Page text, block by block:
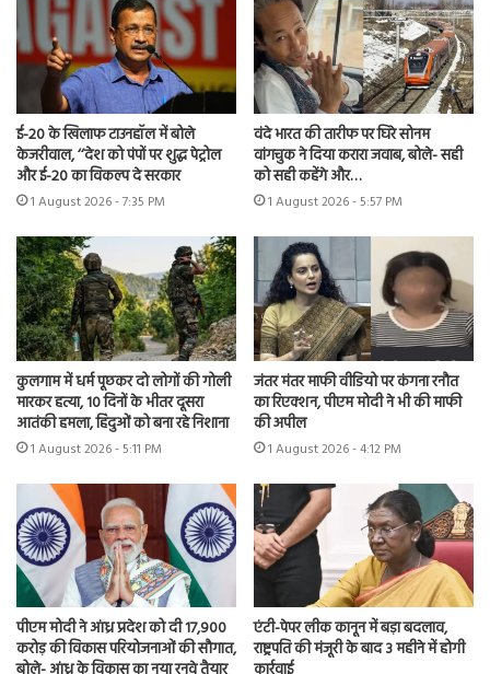
ई-20 के खिलाफ टाउनहॉल में बोले
केजरीवाल, ‘‘देश को पंपों पर शुद्ध पेट्रोल
और ई-20 का विकल्प दे सरकार
1 August 2026 - 7:35 PM
वंदे भारत की तारीफ पर घिरे सोनम
वांगचुक ने दिया करारा जवाब, बोले- सही
को सही कहेंगे और…
1 August 2026 - 5:57 PM
कुलगाम में धर्म पूछकर दो लोगों की गोली
मारकर हत्या, 10 दिनों के भीतर दूसरा
आतंकी हमला, हिंदुओं को बना रहे निशाना
1 August 2026 - 5:11 PM
जंतर मंतर माफी वीडियो पर कंगना रनौत
का रिएक्शन, पीएम मोदी ने भी की माफी
की अपील
1 August 2026 - 4:12 PM
पीएम मोदी ने आंध्र प्रदेश को दी 17,900
करोड़ की विकास परियोजनाओं की सौगात,
एंटी-पेपर लीक कानून में बड़ा बदलाव,
राष्ट्रपति की मंजूरी के बाद 3 महीने में होगी